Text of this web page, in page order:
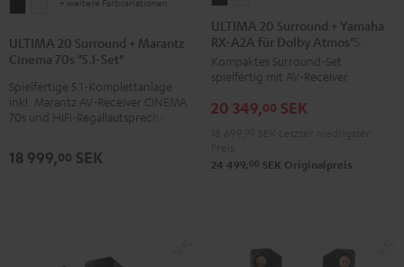
ULTIMA
Surround
Marantz
Cinema
"5.1-
ULTIMA
Surround
Marantz
Cinema
"5.1-
ULTIMA 20 Surround + Marantz
Cinema 70s "5.1-Set"
Spielfertige 5.1-Komplettanlage
inkl. Marantz AV-Receiver CINEMA
70s und HiFi-Regallautsprechern
18 999,00 SEK
20
Surround
+
Yamaha
RX-
Dolby
20
Surround
+
Yamaha
RX-
Dolby
ULTIMA 20 Surround + Yamaha
RX-A2A für Dolby Atmos"5.1.2"
Kompaktes Surround-Set
spielfertig mit AV-Receiver
20 349,00 SEK
24 499, 00 SEK Originalpreis